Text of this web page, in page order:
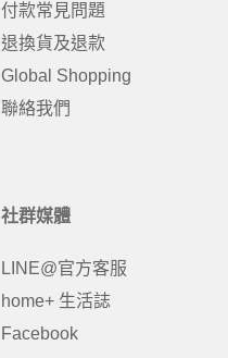
付款常見問題
退換貨及退款
Global Shopping
聯絡我們
社群媒體
LINE@官方客服
home+ 生活誌
Facebook